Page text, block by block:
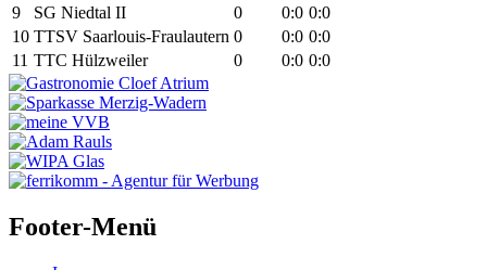
9
SG Niedtal II 0 0:0 0:0
10 TTSV Saarlouis-Fraulautern 0 0:0 0:0
11 TTC Hülzweiler 0 0:0 0:0
Footer-Menü